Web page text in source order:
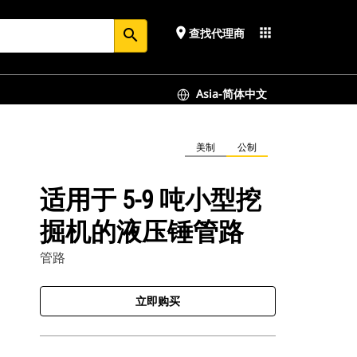
search place 查找代理商 apps
Asia-简体中文
美制 公制
适用于 5-9 吨小型挖
掘机的液压锤管路
管路
立即购买